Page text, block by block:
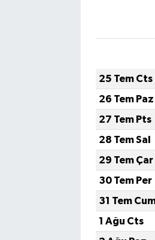
25 Tem Cts
26 Tem Paz
27 Tem Pts
28 Tem Sal
29 Tem Çar
30 Tem Per
31 Tem
1 Ağu Cts